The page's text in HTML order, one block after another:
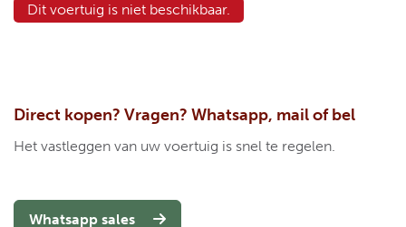
Dit voertuig is niet beschikbaar.
Direct kopen? Vragen? Whatsapp, mail of bel
Het vastleggen van uw voertuig is snel te regelen.
Whatsapp sales